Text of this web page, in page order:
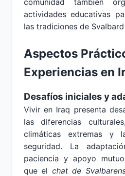
comunidad también
actividades educativas
las tradiciones de
Aspectos
Experiencias en
Desafíos iniciales y
Vivir en Iraq presenta
las diferencias
climáticas extremas y
seguridad. La
paciencia y apoyo
que el chat de